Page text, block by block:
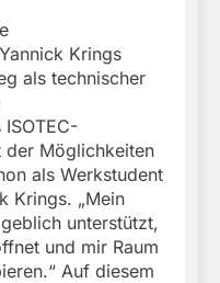
Krings
als technischer
der Möglichkeiten
als Werkstudent
Krings. „Mein
unterstützt,
und mir Raum
Auf diesem